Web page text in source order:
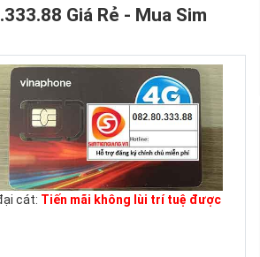
Giá Rẻ - Mua Sim
cát: Tiến mãi không lùi trí tuệ được